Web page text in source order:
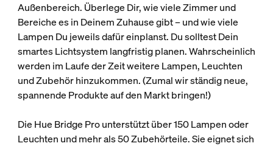
Außenbereich. Überlege Dir, wie viele Zimmer und
Bereiche es in Deinem Zuhause gibt – und wie viele
Lampen Du jeweils dafür einplanst. Du solltest Dein
smartes Lichtsystem langfristig planen. Wahrscheinlich
werden im Laufe der Zeit weitere Lampen, Leuchten
und Zubehör hinzukommen. (Zumal wir ständig neue,
spannende Produkte auf den Markt bringen!)
Die Hue Bridge Pro unterstützt über 150 Lampen oder
Leuchten und mehr als 50 Zubehörteile. Sie eignet sich